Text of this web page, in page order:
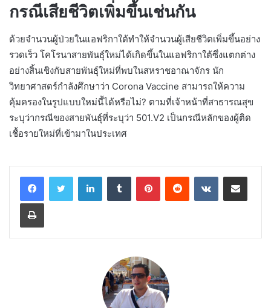
กรณีเสียชีวิตเพิ่มขึ้นเช่นกัน
ด้วยจำนวนผู้ป่วยในแอฟริกาใต้ทำให้จำนวนผู้เสียชีวิตเพิ่มขึ้นอย่าง
รวดเร็ว โคโรนาสายพันธุ์ใหม่ได้เกิดขึ้นในแอฟริกาใต้ซึ่งแตกต่าง
อย่างสิ้นเชิงกับสายพันธุ์ใหม่ที่พบในสหราชอาณาจักร นัก
วิทยาศาสตร์กำลังศึกษาว่า Corona Vaccine สามารถให้ความ
คุ้มครองในรูปแบบใหม่นี้ได้หรือไม่? ตามที่เจ้าหน้าที่สาธารณสุข
ระบุว่ากรณีของสายพันธุ์ที่ระบุว่า 501.V2 เป็นกรณีหลักของผู้ติด
เชื้อรายใหม่ที่เข้ามาในประเทศ
LinkedInTumblr PinterestReddit VKontakteShare via Email
Print